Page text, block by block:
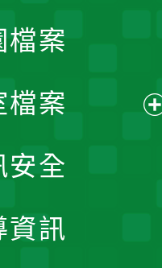
檔案
檔案
安全
資訊